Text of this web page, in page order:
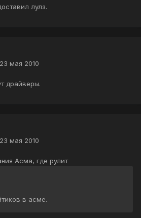
лулз.
23 мая 2010
драйверы.
23 мая 2010
Асма, где рулит
в асме.